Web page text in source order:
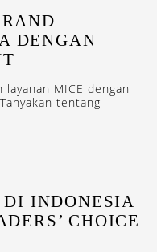
DENGAN
MICE dengan
tentang
INDONESIA
CHOICE